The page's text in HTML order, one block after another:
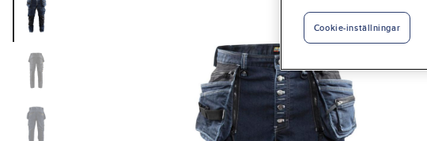
Cookie-inställningar